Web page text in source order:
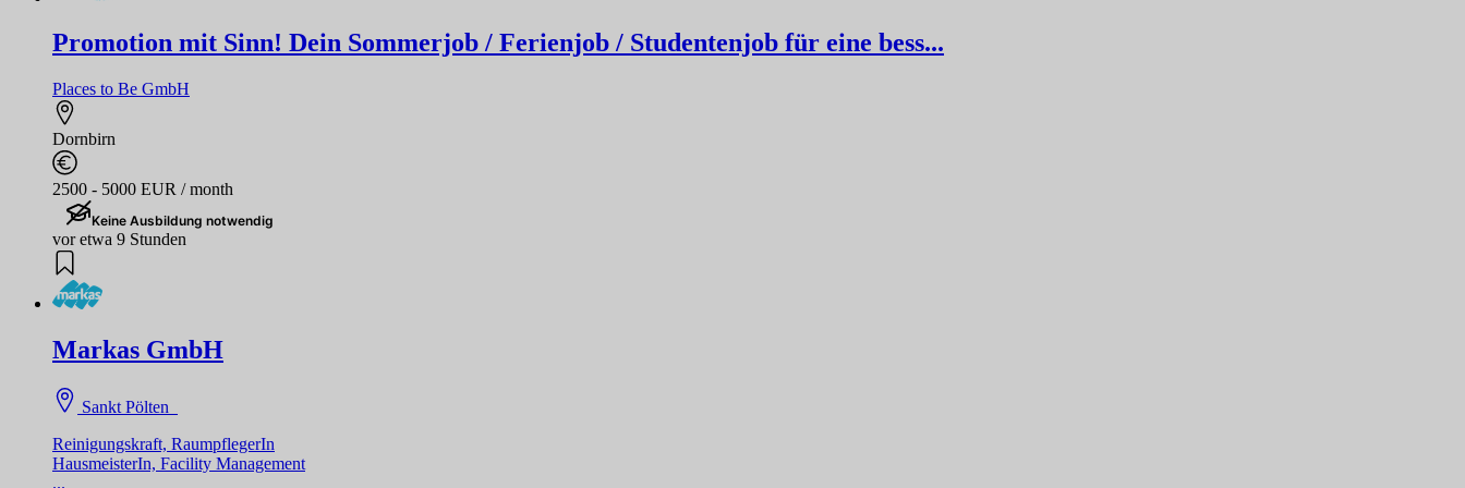
Promotion mit Sinn! Dein Sommerjob / Ferienjob / Studentenjob für eine bess...
Places to Be GmbH
Dornbirn
2500 - 5000 EUR / month
Keine Ausbildung notwendig
vor etwa 9 Stunden
Markas GmbH
Sankt Pölten
Reinigungskraft, RaumpflegerIn
HausmeisterIn, Facility Management
...